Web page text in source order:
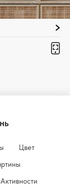
Цвет
Активности